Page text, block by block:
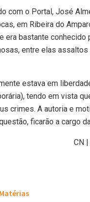
com o Portal, José
em Ribeira do
era bastante conhecido
entre elas assaltos
estava em
tendo em vista
crimes. A autoria e
ficarão a cargo
CN
Matérias